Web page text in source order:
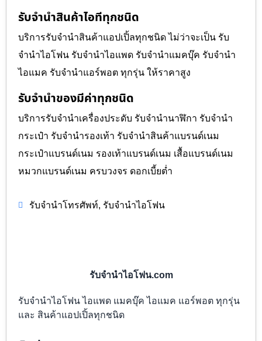
รับจำนำสินค้าไอทีทุกชนิด
บริการรับจำนำสินค้าแอปเปิ้ลทุกชนิด ไม่ว่าจะเป็น รับ
จำนำไอโฟน รับจำนำไอแพด รับจำนำแมคบุ๊ค รับจำนำ
ไอแมค รับจำนำแอร์พอต ทุกรุ่น ให้ราคาสูง
รับจำนำของมีค่าทุกชนิด
บริการรับจำนำเครื่องประดับ รับจำนำนาฬิกา รับจำนำ
กระเป๋า รับจำนำรองเท้า รับจำนำสินค้าแบรนด์เนม
กระเป๋าแบรนด์เนม รองเท้าแบรนด์เนม เสื้อแบรนด์เนม
หมวกแบรนด์เนม ครบวงจร ดอกเบี้ยต่ำ
รับจำนำโทรศัพท์, รับจำนำไอโฟน
รับจำนำไอโฟน.com
รับจำนำไอโฟน ไอแพด แมคบุ๊ค ไอแมค แอร์พอต ทุกรุ่น
และ สินค้าแอปเปิ้ลทุกชนิด